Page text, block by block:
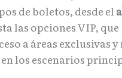
de boletos, desde el
las opciones VIP, que
a áreas exclusivas
los escenarios